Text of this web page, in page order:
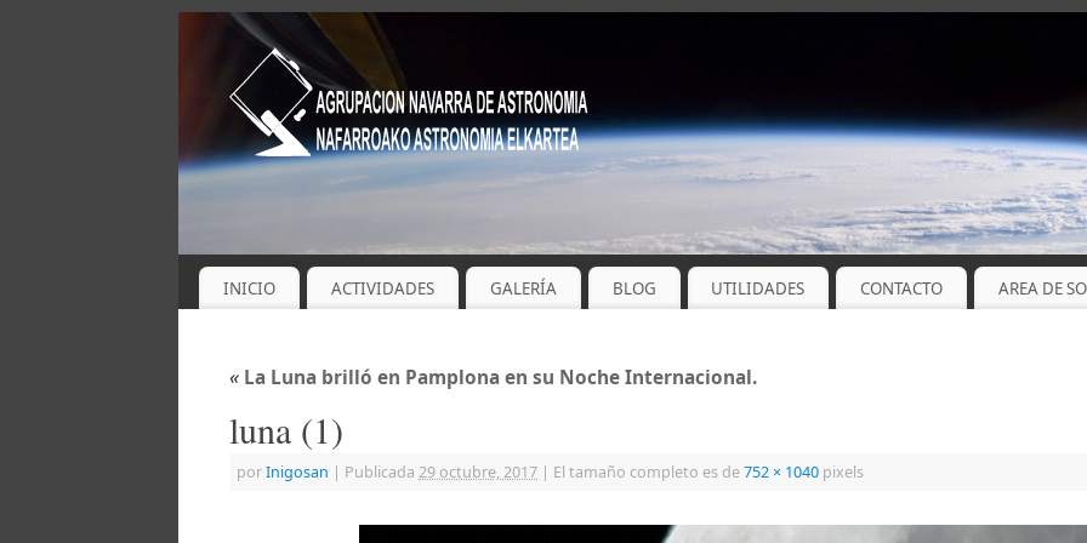
INICIO ACTIVIDADES GALERÍA BLOG UTILIDADES CONTACTO AREA DE
« La Luna brilló en Pamplona en su Noche Internacional.
luna (1)
porInigosan | Publicada 29 octubre, 2017 | El tamaño completo es de752 × 1040 pixels